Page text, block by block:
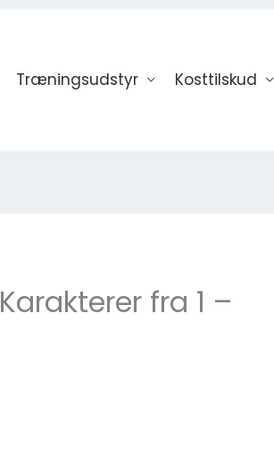
Træningsudstyr Kosttilskud
fra 1 –